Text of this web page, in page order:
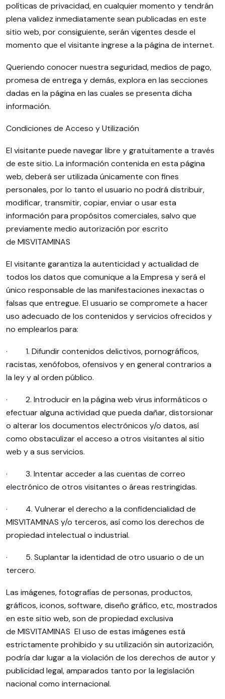
políticas de privacidad, en cualquier momento y tendrán
plena validez inmediatamente sean publicadas en este
sitio web, por consiguiente, serán vigentes desde el
momento que el visitante ingrese a la página de internet.
Queriendo conocer nuestra seguridad, medios de pago,
promesa de entrega y demás, explora en las secciones
dadas en la página en las cuales se presenta dicha
información.
Condiciones de Acceso y Utilización
El visitante puede navegar libre y gratuitamente a través
de este sitio. La información contenida en esta página
web, deberá ser utilizada únicamente con fines
personales, por lo tanto el usuario no podrá distribuir,
modificar, transmitir, copiar, enviar o usar esta
información para propósitos comerciales, salvo que
previamente medio autorización por escrito
de MISVITAMINAS
El visitante garantiza la autenticidad y actualidad de
todos los datos que comunique a la Empresa y será el
único responsable de las manifestaciones inexactas o
falsas que entregue. El usuario se compromete a hacer
uso adecuado de los contenidos y servicios ofrecidos y
no emplearlos para:
· 1. Difundir contenidos delictivos, pornográficos,
racistas, xenófobos, ofensivos y en general contrarios a
la ley y al orden público.
· 2. Introducir en la página web virus informáticos o
efectuar alguna actividad que pueda dañar, distorsionar
o alterar los documentos electrónicos y/o datos, así
como obstaculizar el acceso a otros visitantes al sitio
web y a sus servicios.
· 3. Intentar acceder a las cuentas de correo
electrónico de otros visitantes o áreas restringidas.
· 4. Vulnerar el derecho a la confidencialidad de
MISVITAMINAS y/o terceros, así como los derechos de
propiedad intelectual o industrial.
· 5. Suplantar la identidad de otro usuario o de un
tercero.
Las imágenes, fotografías de personas, productos,
gráficos, iconos, software, diseño gráfico, etc, mostrados
en este sitio web, son de propiedad exclusiva
de MISVITAMINAS El uso de estas imágenes está
estrictamente prohibido y su utilización sin autorización,
podría dar lugar a la violación de los derechos de autor y
publicidad legal, amparados tanto por la legislación
nacional como internacional.